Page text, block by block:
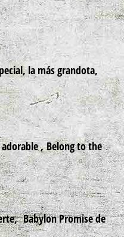
la más grandota,
,Belong to the
Babylon Promise de